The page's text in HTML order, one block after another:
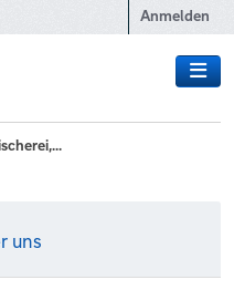
Anmelden
uns